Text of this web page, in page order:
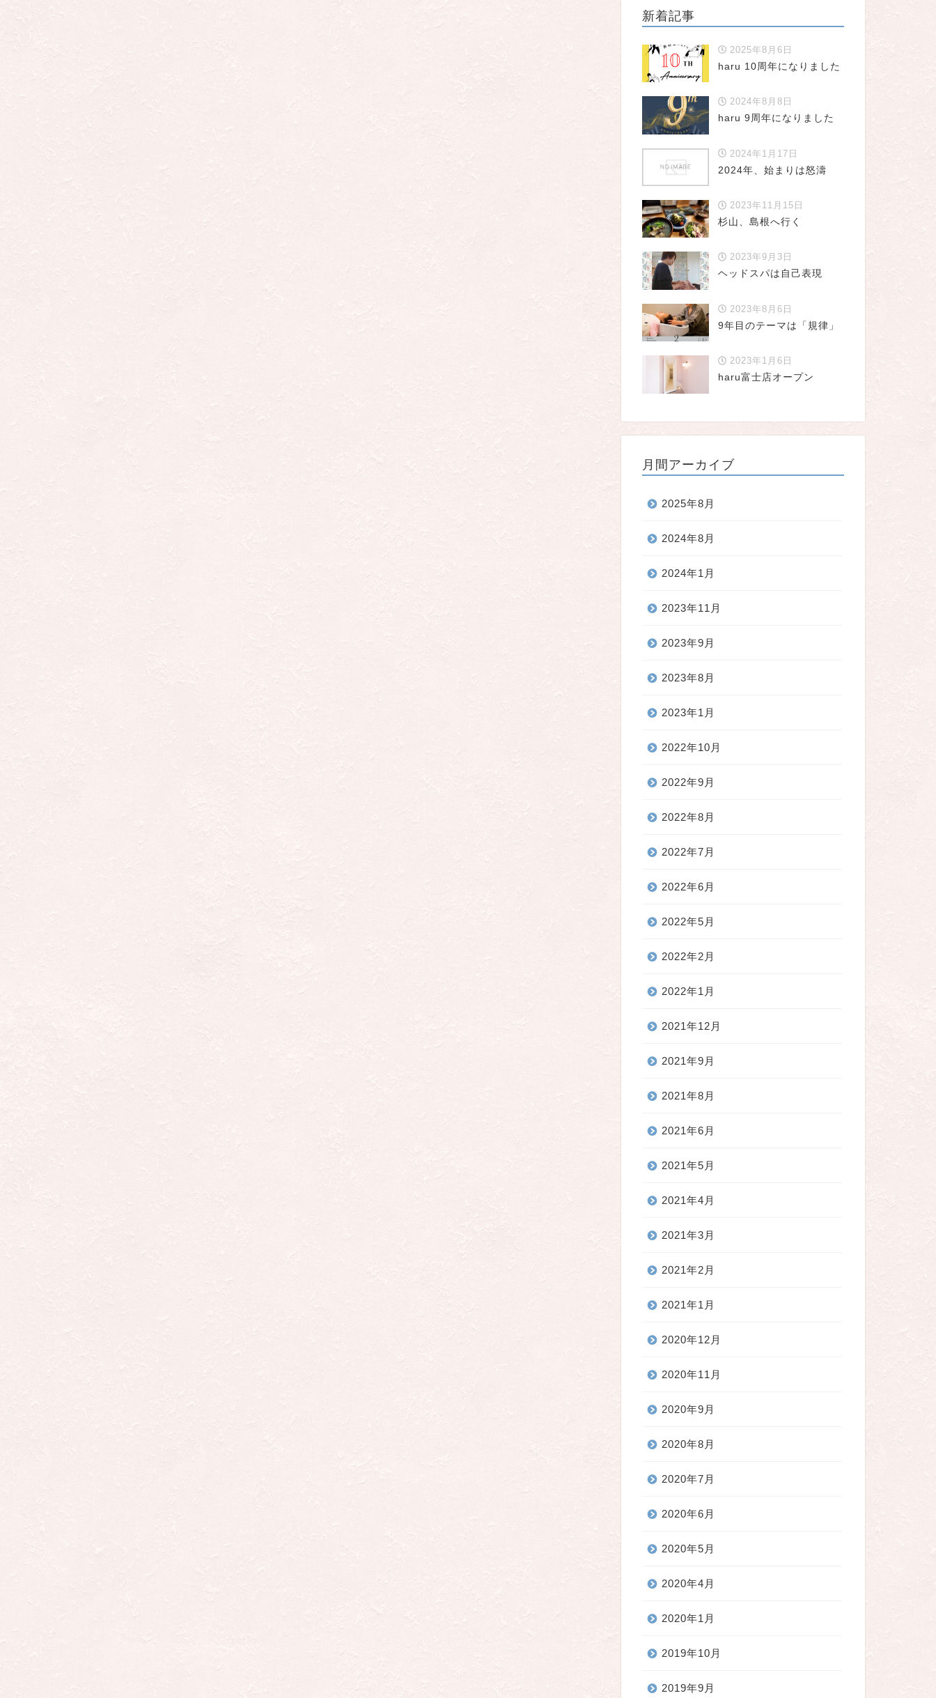
新着記事
2025年8月6日
haru 10周年になりました
2024年8月8日
haru 9周年になりました
2024年1月17日
2024年、始まりは怒濤
2023年11月15日
杉山、島根へ行く
2023年9月3日
ヘッドスパは自己表現
2023年8月6日
9年目のテーマは「規律」
2023年1月6日
haru富士店オープン
月間アーカイブ
2025年8月
2024年8月
2024年1月
2023年11月
2023年9月
2023年8月
2023年1月
2022年10月
2022年9月
2022年8月
2022年7月
2022年6月
2022年5月
2022年2月
2022年1月
2021年12月
2021年9月
2021年8月
2021年6月
2021年5月
2021年4月
2021年3月
2021年2月
2021年1月
2020年12月
2020年11月
2020年9月
2020年8月
2020年7月
2020年6月
2020年5月
2020年4月
2020年1月
2019年10月
2019年9月